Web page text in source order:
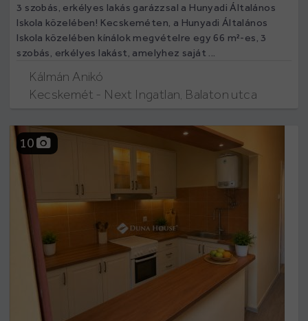
3 szobás, erkélyes lakás garázzsal a Hunyadi Általános
Iskola közelében! Kecskeméten, a Hunyadi Általános
Iskola közelében kínálok megvételre egy 66 m²-es, 3
szobás, erkélyes lakást, amelyhez saját ...
Kálmán Anikó
Kecskemét - Next Ingatlan, Balaton utca
10